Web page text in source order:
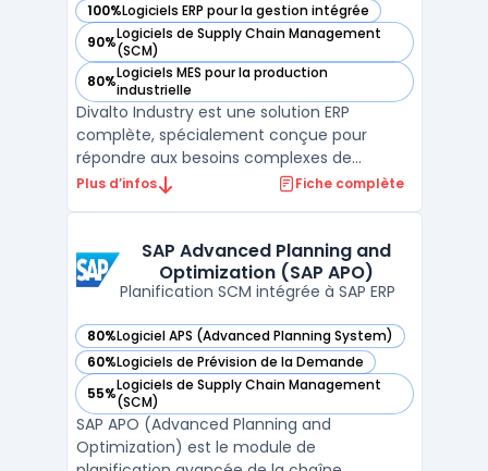
100%Logiciels ERP pour la gestion intégrée
— voir Divalto Industry dans cette catégorie
90%Logiciels de Supply Chain Management
(SCM)
— voir Divalto Industry dans cette catégorie
80%Logiciels MES pour la production
industrielle
— voir Divalto Industry dans cette catégorie
Divalto Industry est une solution ERP
complète, spécialement conçue pour
répondre aux besoins complexes de
l'industrie. Elle intègre une gestion avancée
et une surveillance efficace de la
production. Cette solution assure une ...
Plus d’infos Fiche complète
SAP Advanced Planning and
Optimization (SAP APO)
Planification SCM intégrée à SAP ERP
80%Logiciel APS (Advanced Planning System)
— voir SAP Advanced Planning and Optimization (SAP
60%Logiciels de Prévision de la Demande
— voir SAP Advanced Planning and Optimization (SAP
55%Logiciels de Supply Chain Management
(SCM)
— voir SAP Advanced Planning and Optimization (SAP
SAP APO (Advanced Planning and
Optimization) est le module de